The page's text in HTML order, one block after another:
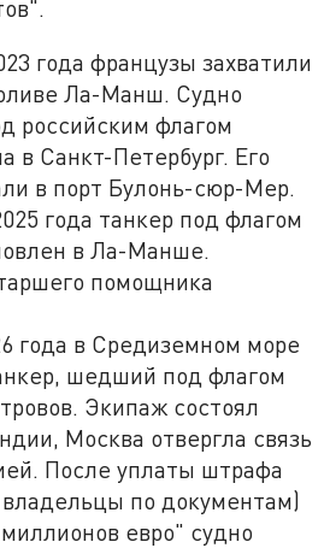
года французы захватили
Ла-Манш. Судно
российским флагом
в Санкт-Петербург. Его
в порт Булонь-сюр-Мер.
года танкер под флагом
в Ла-Манше.
помощника
года в Средиземном море
шедший под флагом
Экипаж состоял
Москва отвергла связь
После уплаты штрафа
по документам)
евро" судно